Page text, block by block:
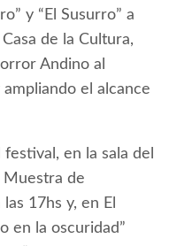
y “El Susurro” a
de la Cultura,
Andino al
el alcance
en la sala del
Muestra de
17hs y, en El
en la oscuridad”